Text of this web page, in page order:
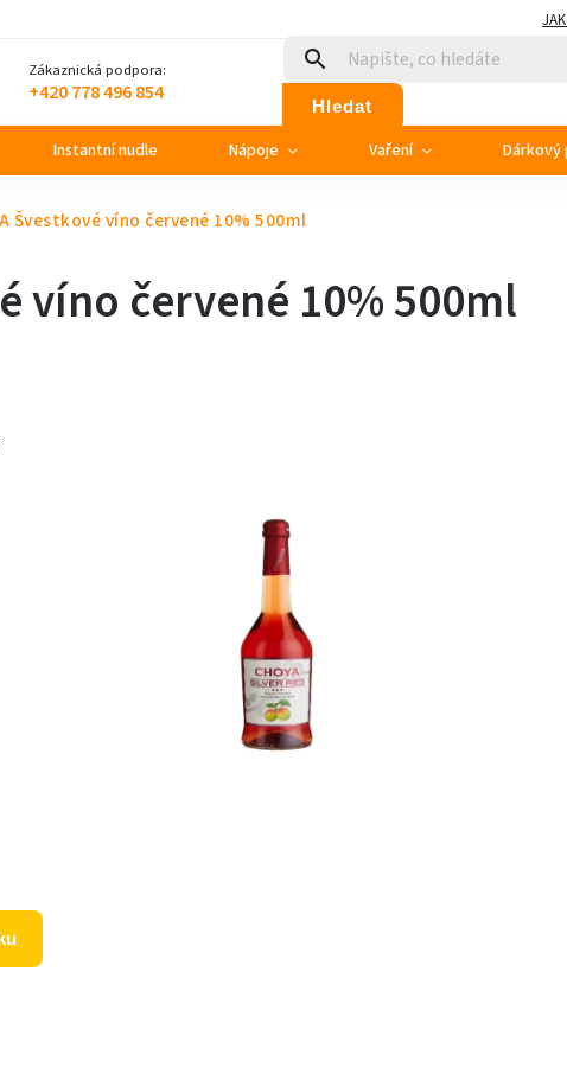
Zákaznická podpora:
+420 778 496 854 Hledat
Instantní nudle Nápoje Vaření Dárkový
Švestkové víno červené 10% 500ml
víno červené 10% 500ml